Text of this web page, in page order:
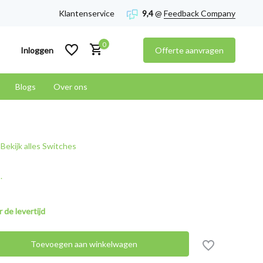
Klantenservice 9,4@ Feedback Company
Inloggen
0
Offerte aanvragen
Blogs Over ons
Bekijk alles Switches
.
de levertijd
Toevoegen aan winkelwagen